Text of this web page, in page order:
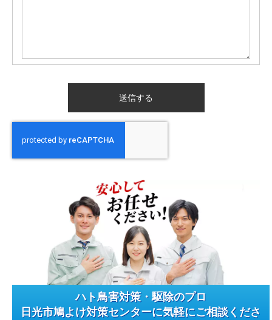
ハト鳥害対策・駆除のプロ
日光市鳩よけ対策センターに気軽にご相談くださ